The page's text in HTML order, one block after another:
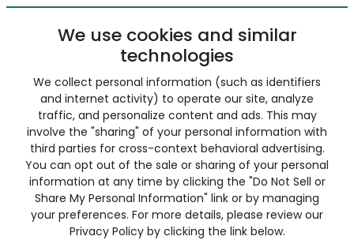
We use cookies and similar
technologies
We collect personal information (such as identifiers
and internet activity) to operate our site, analyze
traffic, and personalize content and ads. This may
involve the "sharing" of your personal information with
third parties for cross-context behavioral advertising.
You can opt out of the sale or sharing of your personal
information at any time by clicking the "Do Not Sell or
Share My Personal Information" link or by managing
your preferences. For more details, please review our
Privacy Policy by clicking the link below.